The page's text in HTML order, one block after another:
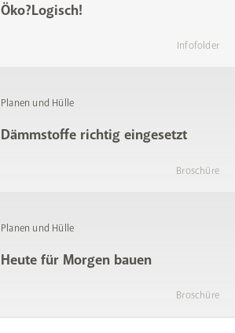
Öko?Logisch!
Infofolder
Dämmstoffe richtig eingesetzt
Planen und Hülle
Broschüre
Heute für Morgen bauen
Planen und Hülle
Broschüre